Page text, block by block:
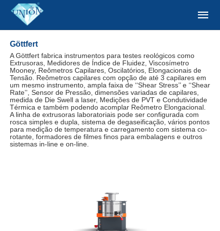
Göttfert
A Göttfert fabrica instrumentos para testes reológicos como
Extrusoras, Medidores de Índice de Fluidez, Viscosímetro
Mooney, Reômetros Capilares, Oscilatórios, Elongacionais de
Tensão. Reômetros capilares com opção de até 3 capilares em
um mesmo instrumento, ampla faixa de ‘‘Shear Stress’’ e ‘‘Shear
Rate’’, Sensor de Pressão, dimensões variadas de capilares,
medida de Die Swell a laser, Medições de PVT e Condutividade
Térmica e também podendo acomplar Reômetro Elongacional.
A linha de extrusoras laboratoriais pode ser configurada com
rosca simples e dupla, sistema de degaseificação, vários pontos
para medição de temperatura e carregamento com sistema co-
rotante, formadores de filmes finos para embalagens e outros
sistemas in-line e on-line.